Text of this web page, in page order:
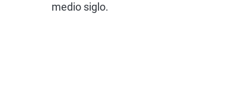
medio siglo.